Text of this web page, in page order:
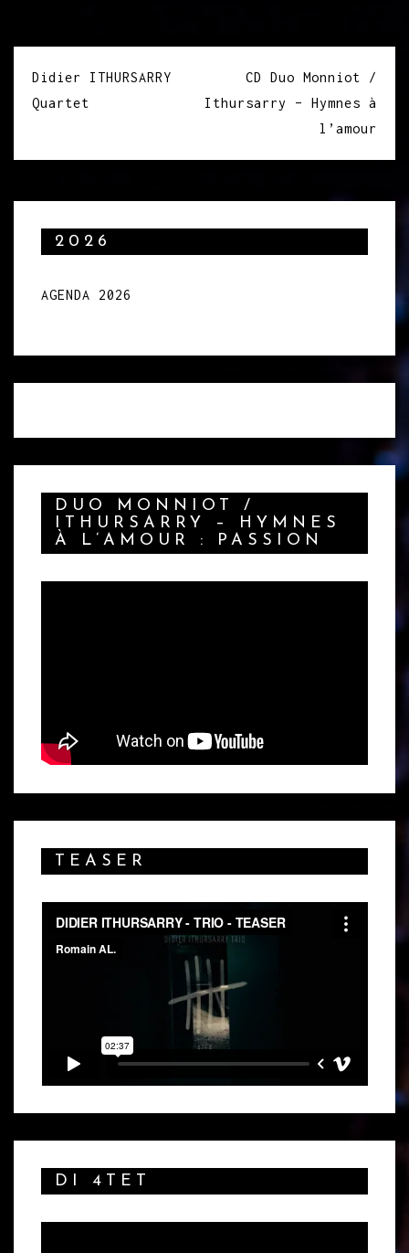
Navigation
l’article
Didier ITHURSARRY
Quartet
CD Duo Monniot /
Ithursarry – Hymnes à
l’amour
2026
AGENDA 2026
DUO MONNIOT /
ITHURSARRY – HYMNES
À L’AMOUR : PASSION
TEASER
DI 4TET